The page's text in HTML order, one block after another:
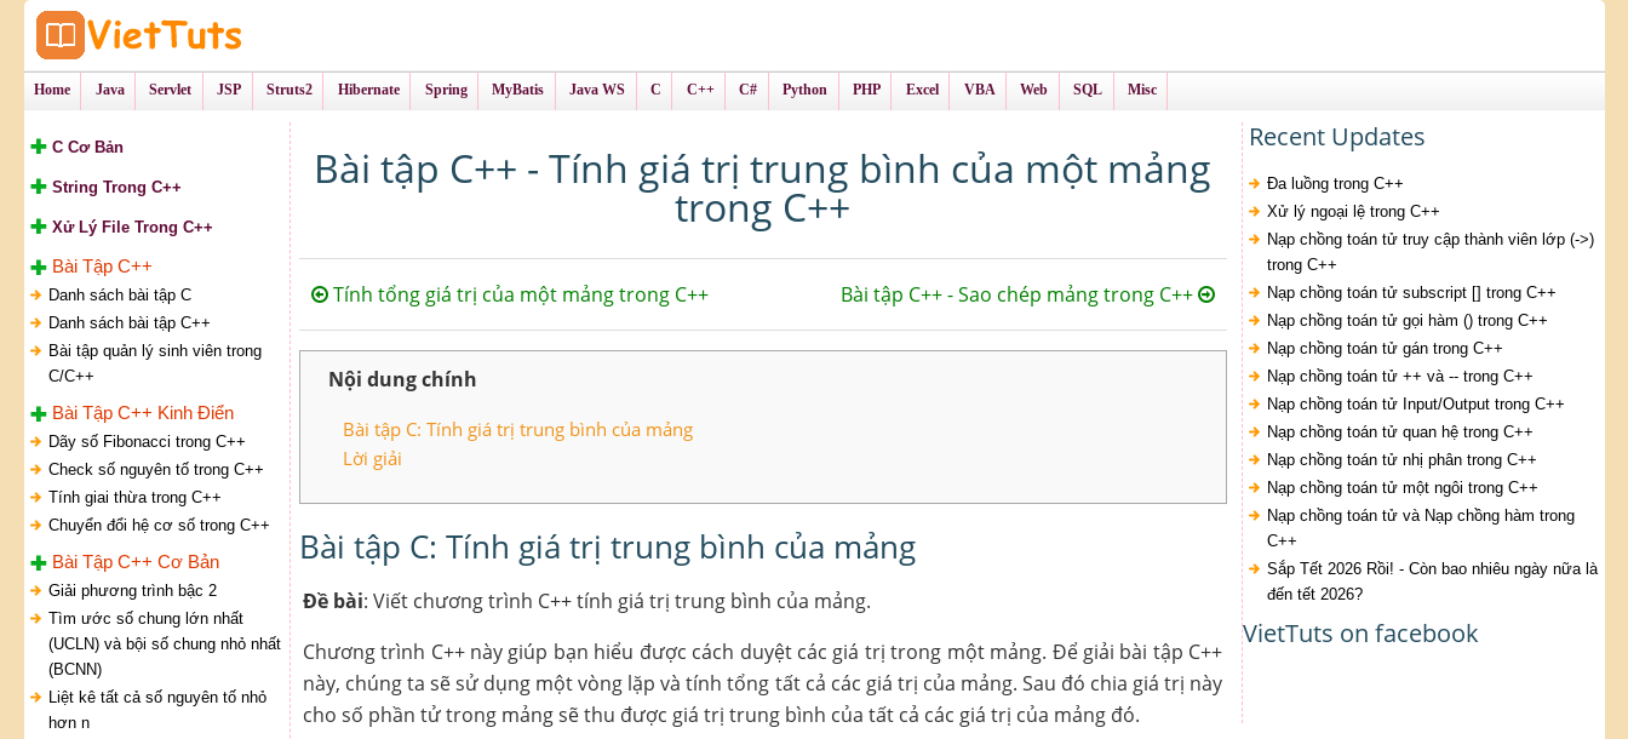
Home Java Servlet JSP Struts2 Hibernate Spring MyBatis Java WS C C++ C# Python PHP Excel VBA Web SQL Misc
C Cơ Bản
String Trong C++
Xử Lý File Trong C++
Bài Tập C++
Danh sách bài tập C
Danh sách bài tập C++
Bài tập quản lý sinh viên trong
C/C++
Bài Tập C++ Kinh Điển
Dãy số Fibonacci trong C++
Check số nguyên tố trong C++
Tính giai thừa trong C++
Chuyển đổi hệ cơ số trong C++
Bài Tập C++ Cơ Bản
Giải phương trình bậc 2
Tìm ước số chung lớn nhất
(UCLN) và bội số chung nhỏ nhất
(BCNN)
Liệt kê tất cả số nguyên tố nhỏ
hơn n
Bài tập C++ - Tính giá trị trung bình của một mảng
trong C++
Tính tổng giá trị của một mảng trong C++ Bài tập C++ - Sao chép mảng trong C++
Nội dung chính
Bài tập C: Tính giá trị trung bình của mảng
Lời giải
Bài tập C: Tính giá trị trung bình của mảng
Đề bài: Viết chương trình C++ tính giá trị trung bình của mảng.
Chương trình C++ này giúp bạn hiểu được cách duyệt các giá trị trong một mảng. Để giải bài tập C++
này, chúng ta sẽ sử dụng một vòng lặp và tính tổng tất cả các giá trị của mảng. Sau đó chia giá trị này
cho số phần tử trong mảng sẽ thu được giá trị trung bình của tất cả các giá trị của mảng đó.
Recent Updates
Đa luồng trong C++
Xử lý ngoại lệ trong C++
Nạp chồng toán tử truy cập thành viên lớp (->)
trong C++
Nạp chồng toán tử subscript [] trong C++
Nạp chồng toán tử gọi hàm () trong C++
Nạp chồng toán tử gán trong C++
Nạp chồng toán tử ++ và -- trong C++
Nạp chồng toán tử Input/Output trong C++
Nạp chồng toán tử quan hệ trong C++
Nạp chồng toán tử nhị phân trong C++
Nạp chồng toán tử một ngôi trong C++
Nạp chồng toán tử và Nạp chồng hàm trong
C++
Sắp Tết 2026 Rồi! - Còn bao nhiêu ngày nữa là
đến tết 2026?
VietTuts on facebook